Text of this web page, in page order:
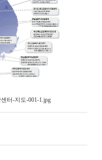
터-지도-001-1.jpg